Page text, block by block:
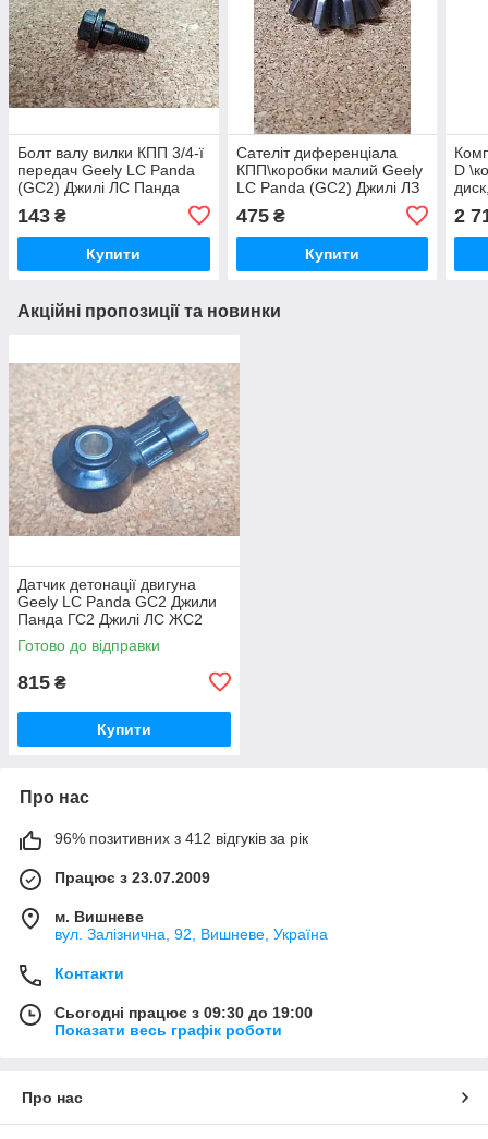
Болт валу вилки КПП 3/4-ї
передач Geely LC Panda
(GC2) Джилі ЛС Панда
143 ₴
Купити
Сателіт диференціала
КПП\коробки малий Geely
LC Panda (GC2) Джилі ЛЗ
475₴
Купити
D
2
Акційні пропозиції та новинки
Датчик детонації двигуна
Geely LC Panda GC2 Джили
Панда ГС2 Джилі ЛС ЖС2
Готово до відправки
815 ₴
Купити
Про нас
96% позитивних з 412 відгуків за рік
Працює з 23.07.2009
м. Вишневе
вул. Залізнична, 92, Вишневе, Україна
Контакти
Сьогодні працює з 09:30 до 19:00
Показати весь графік роботи
Про нас